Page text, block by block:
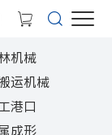
机械
运机械
港口
成形